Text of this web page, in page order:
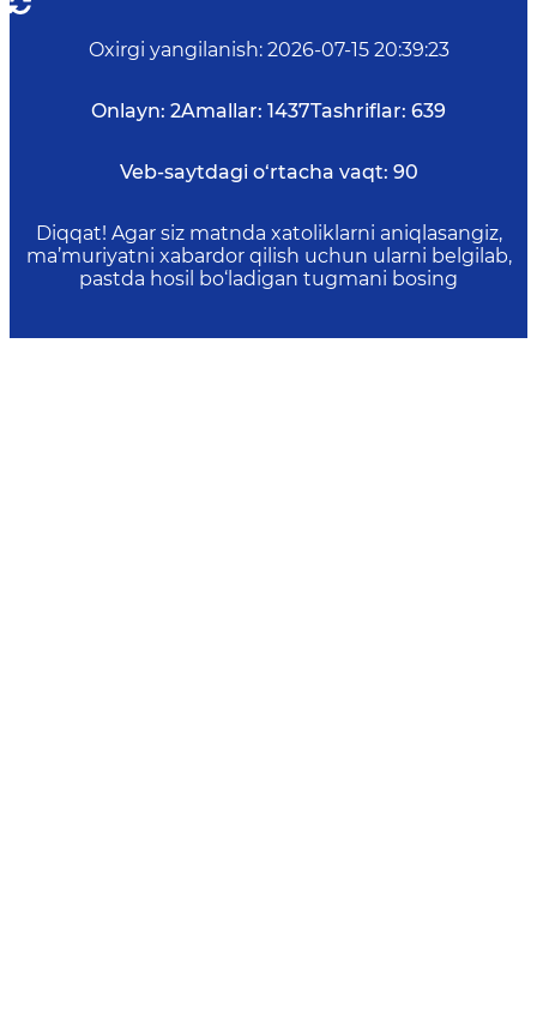
Oxirgi yangilanish: 2026-07-15 20:39:23
Onlayn: 2Amallar: 1437Tashriflar: 639
Veb-saytdagi o‘rtacha vaqt: 90
Diqqat! Agar siz matnda xatoliklarni aniqlasangiz,
ma’muriyatni xabardor qilish uchun ularni belgilab,
pastda hosil bo‘ladigan tugmani bosing